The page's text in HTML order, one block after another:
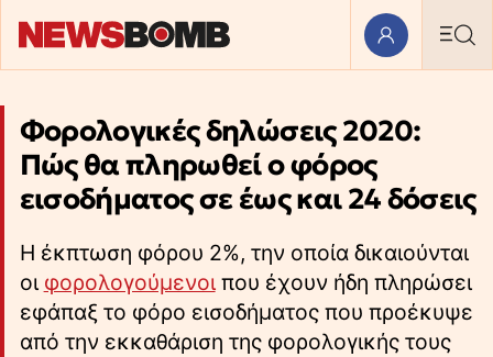
Φορολογικές δηλώσεις 2020:
Πώς θα πληρωθεί ο φόρος
εισοδήματος σε έως και 24 δόσεις
Η έκπτωση φόρου 2%, την οποία δικαιούνται
οι φορολογούμενοιπου έχουν ήδη πληρώσει
εφάπαξ το φόρο εισοδήματος που προέκυψε
από την εκκαθάριση της φορολογικής τους